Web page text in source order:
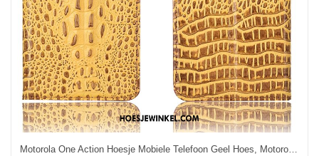
Motorola One Action Hoesje Mobiele Telefoon Geel Hoes, Motorola One Action Hoesje Folio Anti-fall